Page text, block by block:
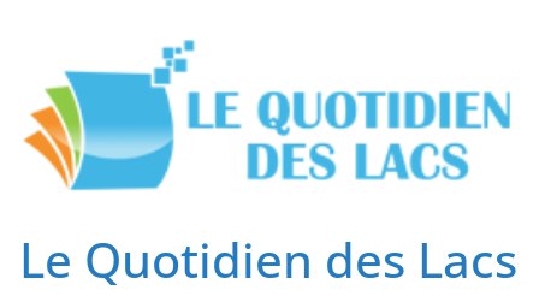
contenu
Le Quotidien des Lacs